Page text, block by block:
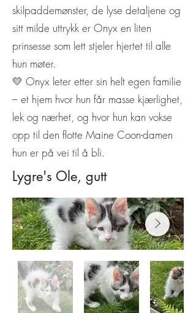
skilpaddemønster, de lyse detaljene og
sitt milde uttrykk er Onyx en liten
prinsesse som lett stjeler hjertet til alle
hun møter.
💛 Onyx leter etter sin helt egen familie
– et hjem hvor hun får masse kjærlighet,
lek og nærhet, og hvor hun kan vokse
opp til den flotte Maine Coon-damen
hun er på vei til å bli.
Lygre's Ole, gutt